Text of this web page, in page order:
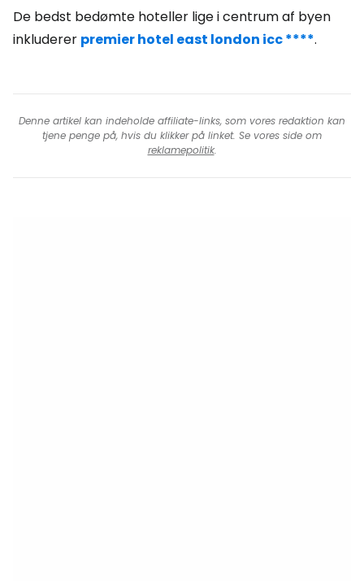
De bedst bedømte hoteller lige i centrum af byen
inkluderer premier hotel east london icc ****.
Denne artikel kan indeholde affiliate-links, som vores redaktion kan
tjene penge på, hvis du klikker på linket. Se vores side om
reklamepolitik.